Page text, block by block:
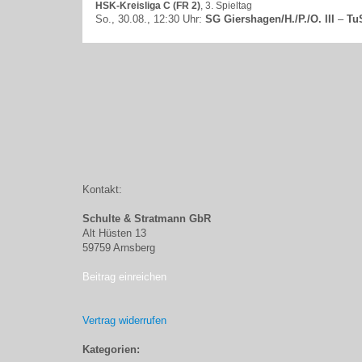
HSK-Kreisliga C (FR 2) , 3. Spieltag
So., 30.08., 12:30 Uhr:SG Giershagen/H./P./O. III –
Kontakt:
Schulte & Stratmann GbR
Alt Hüsten 13
59759 Arnsberg
Beitrag einreichen
Vertrag widerrufen
Kategorien: